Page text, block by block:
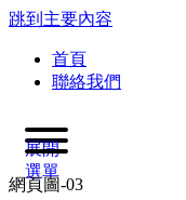
跳到主要內容
首頁
聯絡我們
展開
選單
網頁圖-03